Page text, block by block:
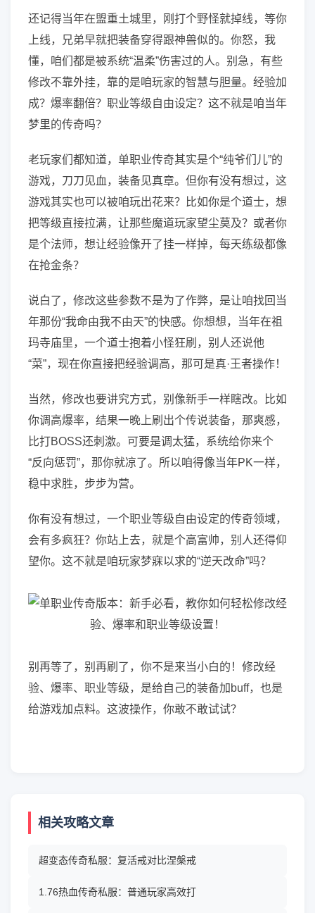
还记得当年在盟重土城里，刚打个野怪就掉线，等你
上线，兄弟早就把装备穿得跟神兽似的。你怒，我
懂，咱们都是被系统“温柔”伤害过的人。别急，有些
修改不靠外挂，靠的是咱玩家的智慧与胆量。经验加
成？爆率翻倍？职业等级自由设定？这不就是咱当年
梦里的传奇吗？
老玩家们都知道，单职业传奇其实是个“纯爷们儿”的
游戏，刀刀见血，装备见真章。但你有没有想过，这
游戏其实也可以被咱玩出花来？比如你是个道士，想
把等级直接拉满，让那些魔道玩家望尘莫及？或者你
是个法师，想让经验像开了挂一样掉，每天练级都像
在抢金条？
说白了，修改这些参数不是为了作弊，是让咱找回当
年那份“我命由我不由天”的快感。你想想，当年在祖
玛寺庙里，一个道士抱着小怪狂刷，别人还说他
“菜”，现在你直接把经验调高，那可是真·王者操作！
当然，修改也要讲究方式，别像新手一样瞎改。比如
你调高爆率，结果一晚上刷出个传说装备，那爽感，
比打BOSS还刺激。可要是调太猛，系统给你来个
“反向惩罚”，那你就凉了。所以咱得像当年PK一样，
稳中求胜，步步为营。
你有没有想过，一个职业等级自由设定的传奇领域，
会有多疯狂？你站上去，就是个高富帅，别人还得仰
望你。这不就是咱玩家梦寐以求的“逆天改命”吗？
别再等了，别再刷了，你不是来当小白的！修改经
验、爆率、职业等级，是给自己的装备加buff，也是
给游戏加点料。这波操作，你敢不敢试试？
相关攻略文章
超变态传奇私服：复活戒对比涅槃戒
1.76热血传奇私服：普通玩家高效打